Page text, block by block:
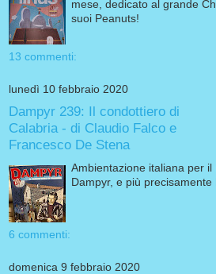
mese, dedicato al grande
suoi Peanuts!
13 commenti:
lunedì 10 febbraio 2020
Dampyr 239: Il condottiero di
Calabria - di Claudio Falco e
Francesco De Stena
Ambientazione italiana per
Dampyr, e più
6 commenti:
domenica 9 febbraio 2020